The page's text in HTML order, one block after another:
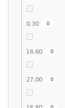
0.30 0
16.60 0
27.00 0